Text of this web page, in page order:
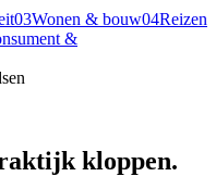
03Wonen & bouw04Reizen
&
kloppen.